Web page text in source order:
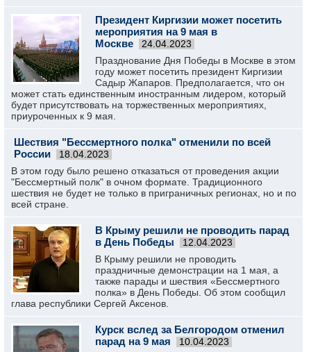
Президент Киргизии может посетить
мероприятия на 9 мая в
Москве
24.04.2023
Празднование Дня Победы в Москве в этом
году может посетить президент Киргизии
Садыр Жапаров. Предполагается, что он
может стать единственным иностранным лидером, который
будет присутствовать на торжественных мероприятиях,
приуроченных к 9 мая.
Шествия "Бессмертного полка" отменили по всей
России
18.04.2023
В этом году было решено отказаться от проведения акции
"Бессмертный полк" в очном формате. Традиционного
шествия не будет не только в приграничных регионах, но и по
всей стране.
В Крыму решили не проводить парад
в День Победы
12.04.2023
В Крыму решили не проводить
праздничные демонстрации на 1 мая, а
также парады и шествия «Бессмертного
полка» в День Победы. Об этом сообщил
глава республики Сергей Аксенов.
Курск вслед за Белгородом отменил
парад на 9 мая
10.04.2023